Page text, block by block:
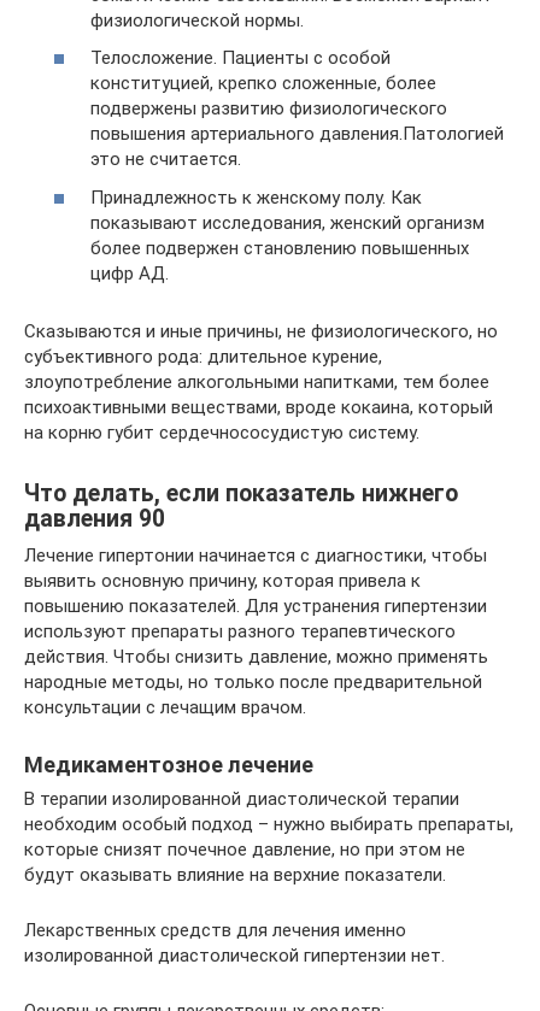
физиологической нормы.
Телосложение. Пациенты с особой
конституцией, крепко сложенные, более
подвержены развитию физиологического
повышения артериального давления.Патологией
это не считается.
Принадлежность к женскому полу. Как
показывают исследования, женский организм
более подвержен становлению повышенных
цифр АД.
Сказываются и иные причины, не физиологического, но
субъективного рода: длительное курение,
злоупотребление алкогольными напитками, тем более
психоактивными веществами, вроде кокаина, который
на корню губит сердечнососудистую систему.
Что делать, если показатель нижнего
давления 90
Лечение гипертонии начинается с диагностики, чтобы
выявить основную причину, которая привела к
повышению показателей. Для устранения гипертензии
используют препараты разного терапевтического
действия. Чтобы снизить давление, можно применять
народные методы, но только после предварительной
консультации с лечащим врачом.
Медикаментозное лечение
В терапии изолированной диастолической терапии
необходим особый подход – нужно выбирать препараты,
которые снизят почечное давление, но при этом не
будут оказывать влияние на верхние показатели.
Лекарственных средств для лечения именно
изолированной диастолической гипертензии нет.